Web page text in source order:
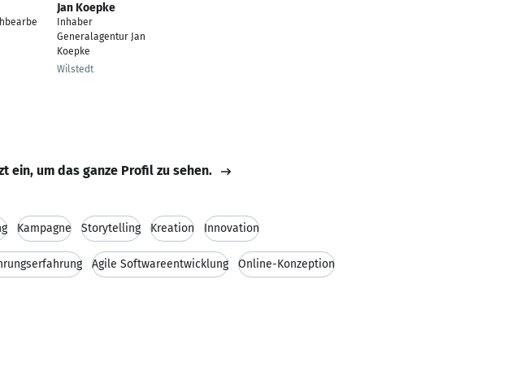
Jan Koepke
Inhaber
Generalagentur Jan
Koepke
Wilstedt
ein, um das ganze Profil zu sehen.
Kampagne Storytelling Kreation Innovation
Agile Softwareentwicklung Online-Konzeption